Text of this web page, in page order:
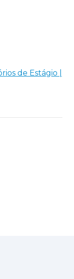
de Estágio |